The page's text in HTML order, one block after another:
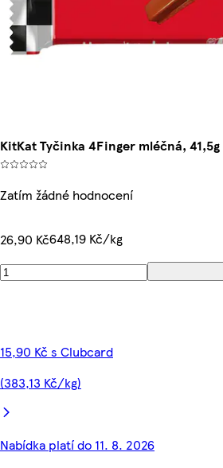
KitKat Tyčinka 4Finger mléčná, 41,5g
Zatím žádné hodnocení
26,90 Kč648,19 Kč/kg
15,90 Kč s Clubcard
(383,13 Kč/kg)
Nabídka platí do 11. 8. 2026